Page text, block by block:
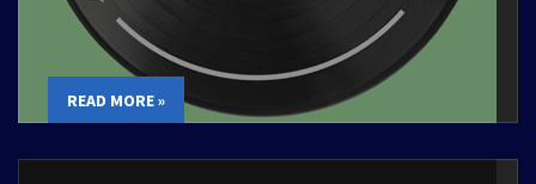
READ MORE »